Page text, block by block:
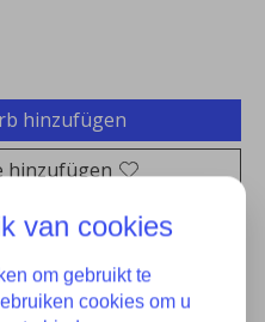
hinzufügen
hinzufügen
van cookies
om gebruikt te
cookies om u